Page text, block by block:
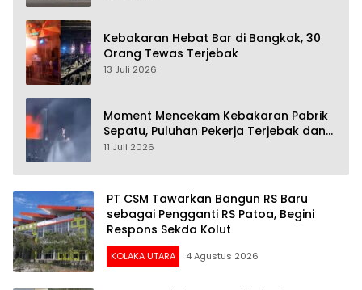
Kebakaran Hebat Bar di Bangkok, 30
Orang Tewas Terjebak
13 Juli 2026
Moment Mencekam Kebakaran Pabrik
Sepatu, Puluhan Pekerja Terjebak dan
28 Orang Tewas
11 Juli 2026
PT CSM Tawarkan Bangun RS Baru
sebagai Pengganti RS Patoa, Begini
Respons Sekda Kolut
KOLAKA UTARA 4 Agustus 2026